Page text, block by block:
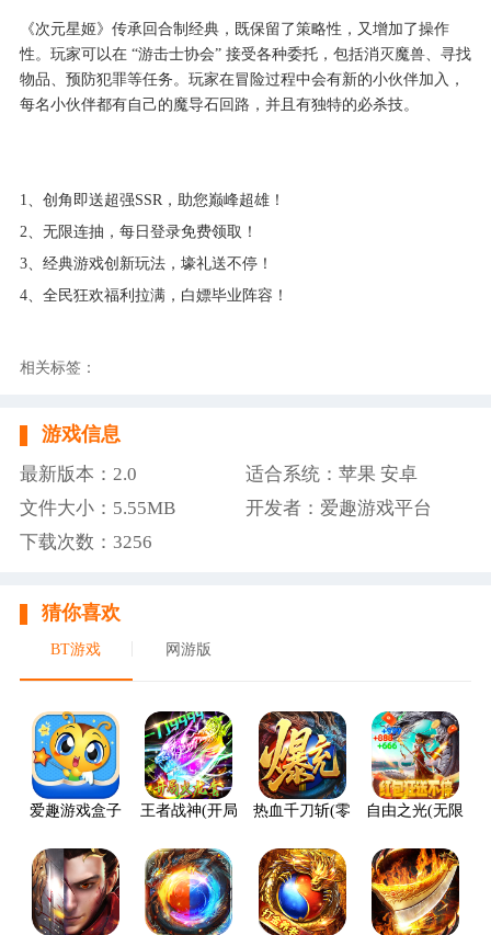
《次元星姬》传承回合制经典，既保留了策略性，又增加了操作
性。玩家可以在 “游击士协会” 接受各种委托，包括消灭魔兽、寻找
物品、预防犯罪等任务。玩家在冒险过程中会有新的小伙伴加入，
每名小伙伴都有自己的魔导石回路，并且有独特的必杀技。
1、创角即送超强SSR，助您巅峰超雄！
2、无限连抽，每日登录免费领取！
3、经典游戏创新玩法，壕礼送不停！
4、全民狂欢福利拉满，白嫖毕业阵容！
相关标签：
游戏信息
最新版本：2.0
适合系统：苹果 安卓
文件大小：5.55MB
开发者：爱趣游戏平台
下载次数：3256
猜你喜欢
BT游戏 网游版
爱趣游戏盒子 王者战神(开局火龙套)热血千刀斩(零氪送赞爆充)
自由之光(无限红